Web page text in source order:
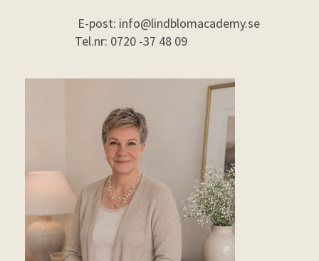
E-post: info@lindblomacademy.se
Tel.nr: 0720 -37 48 09